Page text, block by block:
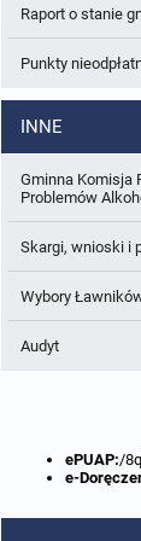
W trakcie
Zbiory danych
Analizy zmian w
Raport o stanie
Punkty
INNE
Gminna Komisja
Problemów
Skargi, wnioski i
Wybory
Audyt
ePUAP:/
e-